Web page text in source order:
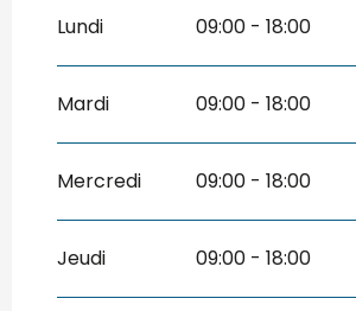
Du10 mars 2026au23 mars
24 mars 2026au 27 mars
Du26 octobre 2026au18
2027
Lundi 09:00 - 18:00
Mardi 09:00 - 18:00
Mercredi 09:00 - 18:00
Jeudi 09:00 - 18:00